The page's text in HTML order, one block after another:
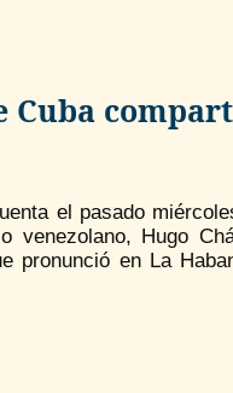
el pasado
venezolano, Hugo
pronunció en La